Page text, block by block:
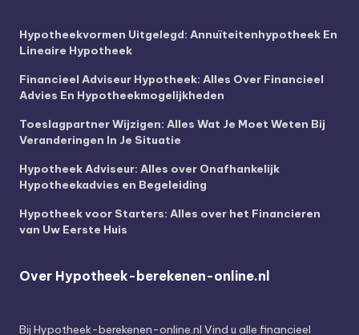
Hypotheekvormen Uitgelegd: Annuïteitenhypotheek En
Lineaire Hypotheek
Financieel Adviseur Hypotheek: Alles Over Financieel
Advies En Hypotheekmogelijkheden
Toeslagpartner Wijzigen: Alles Wat Je Moet Weten Bij
Veranderingen In Je Situatie
Hypotheek Adviseur: Alles over Onafhankelijk
Hypotheekadvies en Begeleiding
Hypotheek voor Starters: Alles over het Financieren
van Uw Eerste Huis
Over Hypotheek-berekenen-online.nl
Bij Hypotheek-berekenen-online.nl Vind u alle financieel